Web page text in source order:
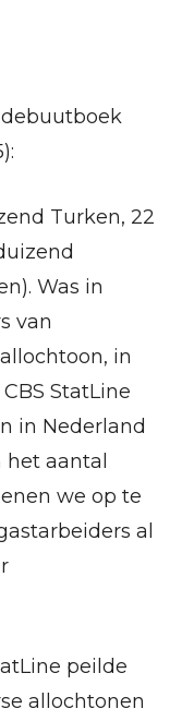
Turken, 22
Was in
van
in
StatLine
in Nederland
het aantal
we op te
al
peilde
allochtonen